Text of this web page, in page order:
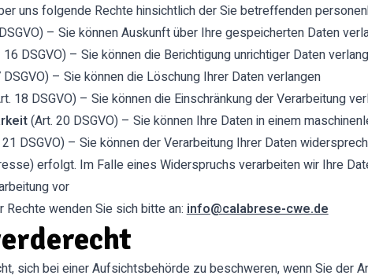
uns folgende Rechte hinsichtlich der Sie betreffenden
– Sie können Auskunft über Ihre gespeicherten Daten
16 DSGVO) – Sie können die Berichtigung unrichtiger Daten
DSGVO) – Sie können die Löschung Ihrer Daten verlangen
18 DSGVO) – Sie können die Einschränkung der Verarbeitung
(Art. 20 DSGVO) – Sie können Ihre Daten in einem
DSGVO) – Sie können der Verarbeitung Ihrer Daten
erfolgt. Im Falle eines Widerspruchs verarbeiten wir Ihre
vor
Rechte wenden Sie sich bitte an:info@calabrese-cwe.de
sich bei einer Aufsichtsbehörde zu beschweren, wenn Sie der